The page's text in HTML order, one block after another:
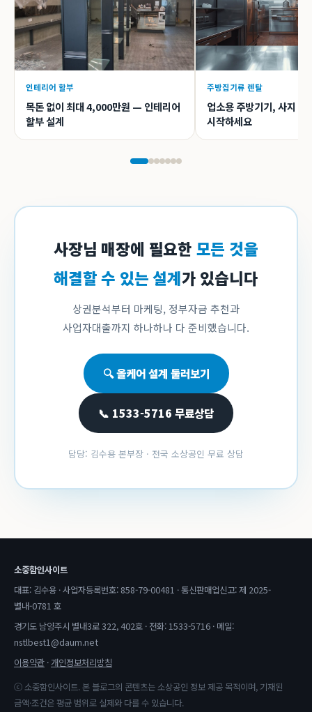
인테리어 할부
목돈 없이 최대 4,000만원 — 인테리어
할부 설계
주방집기류 렌탈
업소용 주방기기, 사지 말
시작하세요
사장님 매장에 필요한 모든 것을
해결할 수 있는 설계가 있습니다
상권분석부터 마케팅, 정부자금 추천과
사업자대출까지 하나하나 다 준비했습니다.
🔍 올케어 설계 둘러보기
📞 1533-5716 무료상담
담당: 김수용 본부장 · 전국 소상공인 무료 상담
소중함인사이트
대표: 김수용 · 사업자등록번호: 858-79-00481 · 통신판매업신고: 제 2025-
별내-0781 호
경기도 남양주시 별내3로 322, 402호 · 전화: 1533-5716 · 메일:
nstlbest1@daum.net
이용약관 ·개인정보처리방침
ⓒ 소중함인사이트. 본 블로그의 콘텐츠는 소상공인 정보 제공 목적이며, 기재된
금액·조건은 평균 범위로 실제와 다를 수 있습니다.